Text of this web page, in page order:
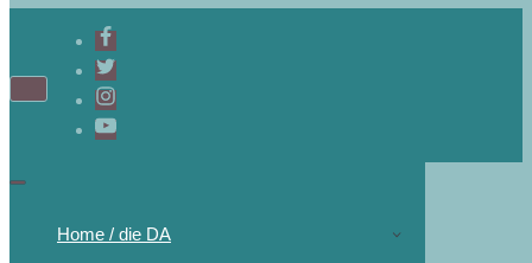
Navigations-
Navigations-
Home / die DA